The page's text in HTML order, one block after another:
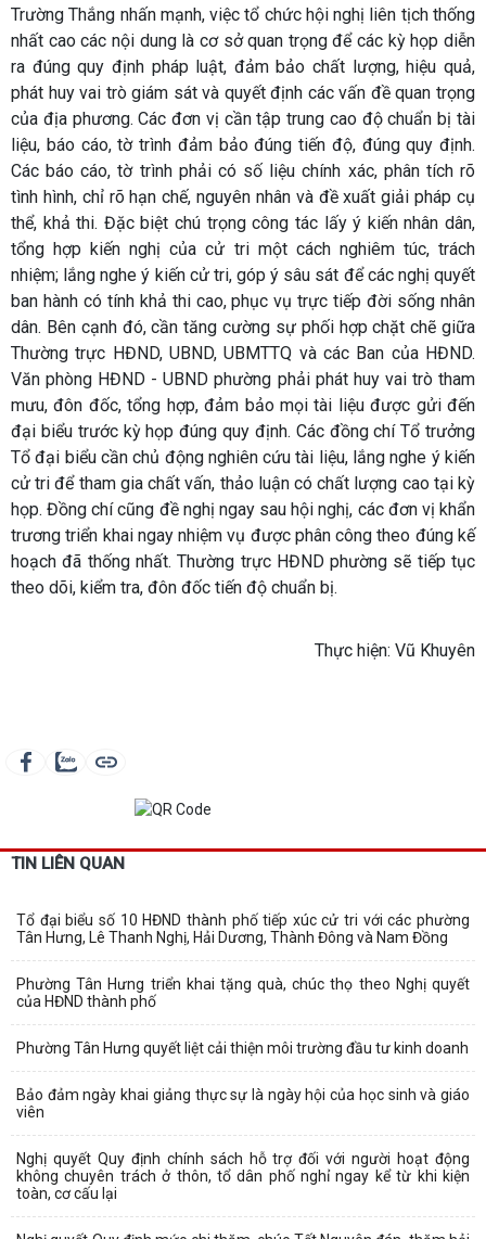
Trường Thắng nhấn mạnh, việc tổ chức hội nghị liên tịch thống
nhất cao các nội dung là cơ sở quan trọng để các kỳ họp diễn
ra đúng quy định pháp luật, đảm bảo chất lượng, hiệu quả,
phát huy vai trò giám sát và quyết định các vấn đề quan trọng
của địa phương. Các đơn vị cần tập trung cao độ chuẩn bị tài
liệu, báo cáo, tờ trình đảm bảo đúng tiến độ, đúng quy định.
Các báo cáo, tờ trình phải có số liệu chính xác, phân tích rõ
tình hình, chỉ rõ hạn chế, nguyên nhân và đề xuất giải pháp cụ
thể, khả thi. Đặc biệt chú trọng công tác lấy ý kiến nhân dân,
tổng hợp kiến nghị của cử tri một cách nghiêm túc, trách
nhiệm; lắng nghe ý kiến cử tri, góp ý sâu sát để các nghị quyết
ban hành có tính khả thi cao, phục vụ trực tiếp đời sống nhân
dân. Bên cạnh đó, cần tăng cường sự phối hợp chặt chẽ giữa
Thường trực HĐND, UBND, UBMTTQ và các Ban của HĐND.
Văn phòng HĐND - UBND phường phải phát huy vai trò tham
mưu, đôn đốc, tổng hợp, đảm bảo mọi tài liệu được gửi đến
đại biểu trước kỳ họp đúng quy định. Các đồng chí Tổ trưởng
Tổ đại biểu cần chủ động nghiên cứu tài liệu, lắng nghe ý kiến
cử tri để tham gia chất vấn, thảo luận có chất lượng cao tại kỳ
họp. Đồng chí cũng đề nghị ngay sau hội nghị, các đơn vị khẩn
trương triển khai ngay nhiệm vụ được phân công theo đúng kế
hoạch đã thống nhất. Thường trực HĐND phường sẽ tiếp tục
theo dõi, kiểm tra, đôn đốc tiến độ chuẩn bị.
Thực hiện: Vũ Khuyên
TIN LIÊN QUAN
Tổ đại biểu số 10 HĐND thành phố tiếp xúc cử tri với các phường
Tân Hưng, Lê Thanh Nghị, Hải Dương, Thành Đông và Nam Đồng
Phường Tân Hưng triển khai tặng quà, chúc thọ theo Nghị quyết
của HĐND thành phố
Phường Tân Hưng quyết liệt cải thiện môi trường đầu tư kinh doanh
Bảo đảm ngày khai giảng thực sự là ngày hội của học sinh và giáo
viên
Nghị quyết Quy định chính sách hỗ trợ đối với người hoạt động
không chuyên trách ở thôn, tổ dân phố nghỉ ngay kể từ khi kiện
toàn, cơ cấu lại